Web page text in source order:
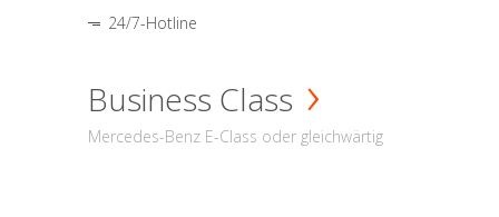
24/7-Hotline
Business Class
Mercedes-Benz E-Class oder gleichwärtig